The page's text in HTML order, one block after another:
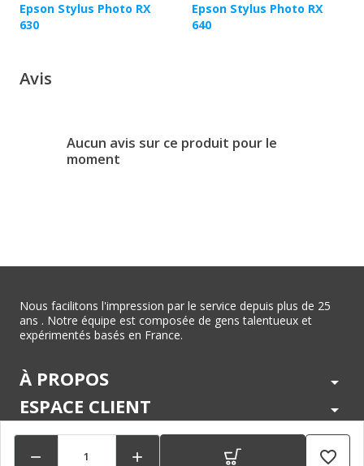
  favorite_border
Epson Stylus Photo RX
630
Epson Stylus Photo RX
640
Avis
Aucun avis sur ce produit pour le
moment
Nous facilitons l'impression par le service depuis plus de 25
ans . Notre équipe est composée de gens talentueux et
expérimentés basés en France.
À PROPOS arrow_drop_down
ESPACE CLIENT arrow_drop_down
CENTRE D'AIDE arrow_drop_down